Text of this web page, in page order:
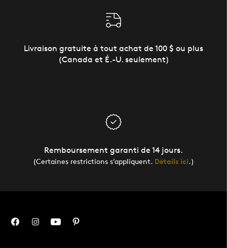
Livraison gratuite à tout achat de 100 $ ou plus
(Canada et É.-U. seulement)
Remboursement garanti de 14 jours.
(Certaines restrictions s’appliquent. Détails ici.)